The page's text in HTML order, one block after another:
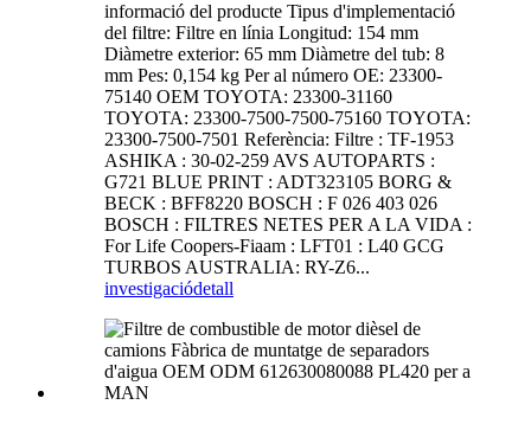
informació del producte Tipus d'implementació
del filtre: Filtre en línia Longitud: 154 mm
Diàmetre exterior: 65 mm Diàmetre del tub: 8
mm Pes: 0,154 kg Per al número OE: 23300-
75140 OEM TOYOTA: 23300-31160
TOYOTA: 23300-7500-7500-75160 TOYOTA:
23300-7500-7501 Referència: Filtre : TF-1953
ASHIKA : 30-02-259 AVS AUTOPARTS :
G721 BLUE PRINT : ADT323105 BORG &
BECK : BFF8220 BOSCH : F 026 403 026
BOSCH : FILTRES NETES PER A LA VIDA :
For Life Coopers-Fiaam : LFT01 : L40 GCG
TURBOS AUSTRALIA: RY-Z6...
investigaciódetall